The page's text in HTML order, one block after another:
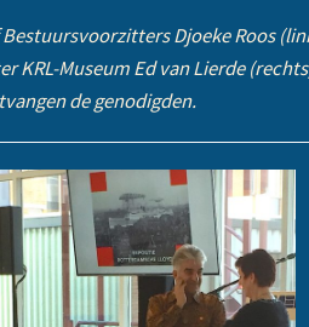
Djoeke Roos
KRL-Museum Ed van Lierde
de genodigden.